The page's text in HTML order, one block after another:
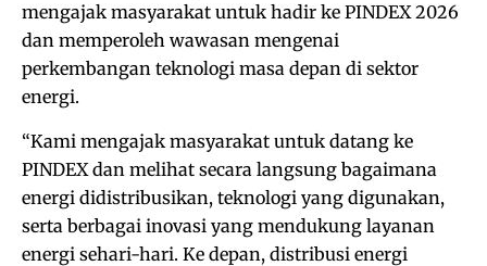
mengajak masyarakat untuk hadir ke PINDEX 2026
dan memperoleh wawasan mengenai
perkembangan teknologi masa depan di sektor
energi.
“Kami mengajak masyarakat untuk datang ke
PINDEX dan melihat secara langsung bagaimana
energi didistribusikan, teknologi yang digunakan,
serta berbagai inovasi yang mendukung layanan
energi sehari-hari. Ke depan, distribusi energi